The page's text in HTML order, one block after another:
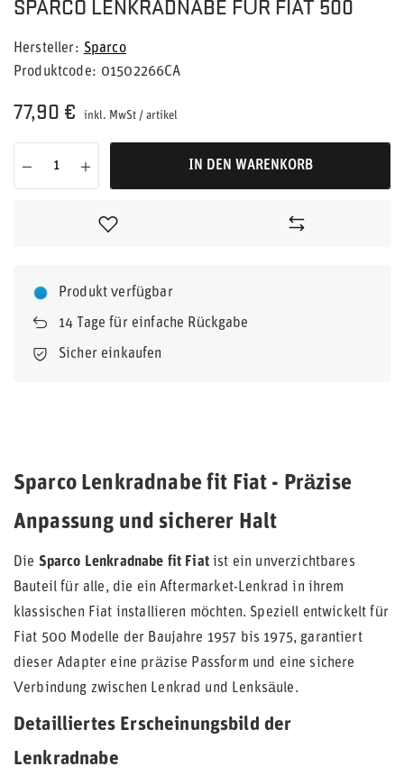
SPARCO LENKRADNABE FÜR FIAT 500
Hersteller
Sparco
Produktcode
01502266CA
77,90 € inkl. MwSt / artikel
IN DEN WARENKORB
Produkt verfügbar
14 Tage für einfache Rückgabe
Sicher einkaufen
Sparco Lenkradnabe fit Fiat - Präzise
Anpassung und sicherer Halt
Die Sparco Lenkradnabe fit Fiatist ein unverzichtbares
Bauteil für alle, die ein Aftermarket-Lenkrad in ihrem
klassischen Fiat installieren möchten. Speziell entwickelt für
Fiat 500 Modelle der Baujahre 1957 bis 1975, garantiert
dieser Adapter eine präzise Passform und eine sichere
Verbindung zwischen Lenkrad und Lenksäule.
Detailliertes Erscheinungsbild der
Lenkradnabe